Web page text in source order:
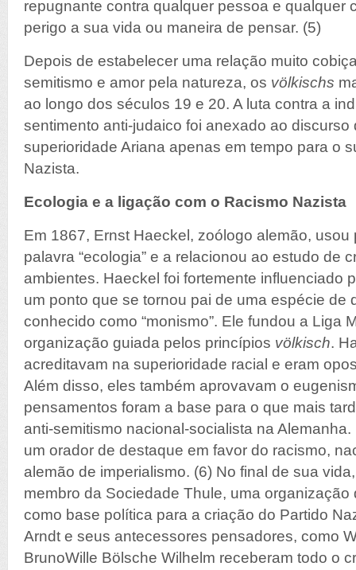
repugnante contra qualquer pessoa e qualquer
perigo a sua vida ou maneira de pensar. (5)
Depois de estabelecer uma relação muito
semitismo e amor pela natureza, os völkischs
ao longo dos séculos 19 e 20. A luta contra a
sentimento anti-judaico foi anexado ao discurso
superioridade Ariana apenas em tempo para o
Nazista.
Ecologia e a ligação com o Racismo Nazista
Em 1867, Ernst Haeckel, zoólogo alemão, usou
palavra “ecologia” e a relacionou ao estudo de
ambientes. Haeckel foi fortemente influenciado
um ponto que se tornou pai de uma espécie de
conhecido como “monismo”. Ele fundou a Liga
organização guiada pelos princípios völkisch.
acreditavam na superioridade racial e eram
Além disso, eles também aprovavam o
pensamentos foram a base para o que mais
anti-semitismo nacional-socialista na
um orador de destaque em favor do racismo,
alemão de imperialismo. (6) No final de sua
membro da Sociedade Thule, uma organização
como base política para a criação do Partido
Arndt e seus antecessores pensadores, como
BrunoWille Bölsche Wilhelm receberam todo o